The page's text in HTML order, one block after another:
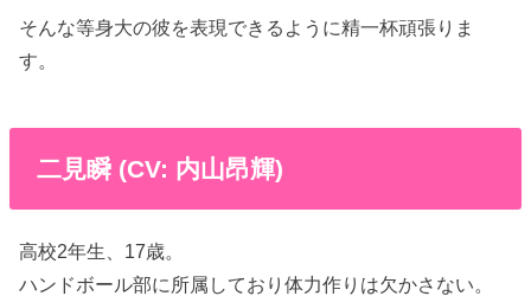
そんな等身大の彼を表現できるように精一杯頑張りま
す。
二見瞬 (CV: 内山昂輝)
高校2年生、17歳。
ハンドボール部に所属しており体力作りは欠かさない。